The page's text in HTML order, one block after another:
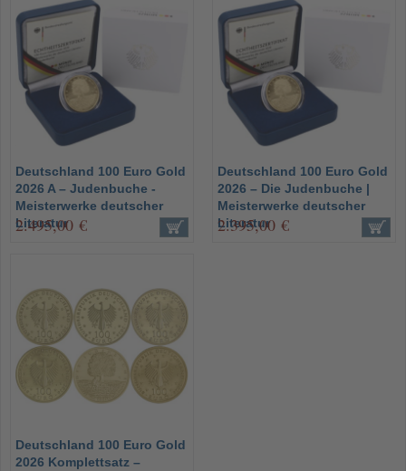
Deutschland 100 Euro Gold
2026 A – Judenbuche -
Meisterwerke deutscher
Literatur
2.495,00 €
Deutschland 100 Euro Gold
2026 – Die Judenbuche |
Meisterwerke deutscher
Literatur
2.395,00 €
Deutschland 100 Euro Gold
2026 Komplettsatz –